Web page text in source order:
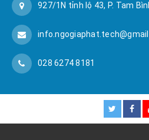
927/1N tỉnh lộ 43, P. Tam
028 6274 8181